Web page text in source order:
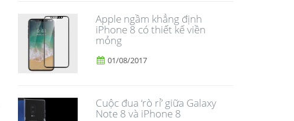
Apple ngầm khẳng định
iPhone 8 có thiết kế viền
mỏng
01/08/2017
​Cuộc đua ‘rò rỉ’ giữa Galaxy
Note 8 và iPhone 8